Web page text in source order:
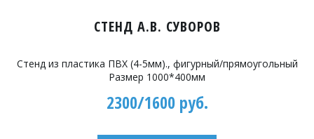
СТЕНД А.В. СУВОРОВ
Стенд из пластика ПВХ (4-5мм)., фигурный/прямоугольный
Размер 1000*400мм
2300/1600 руб.